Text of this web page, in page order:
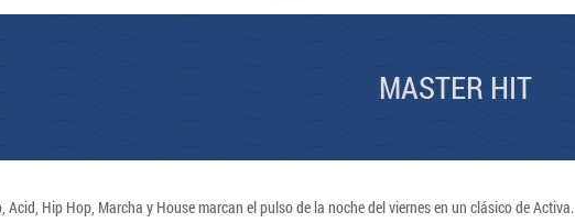
MASTER HIT
Acid, Hip Hop, Marcha y House marcan el pulso de la noche del viernes en un clásico de Activa.